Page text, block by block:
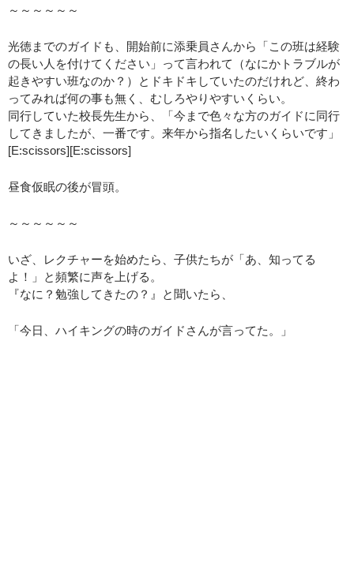
～～～～～～
光徳までのガイドも、開始前に添乗員さんから「この班は経験
の長い人を付けてください」って言われて（なにかトラブルが
起きやすい班なのか？）とドキドキしていたのだけれど、終わ
ってみれば何の事も無く、むしろやりやすいくらい。
同行していた校長先生から、「今まで色々な方のガイドに同行
してきましたが、一番です。来年から指名したいくらいです」
[E:scissors][E:scissors]
昼食仮眠の後が冒頭。
～～～～～～
いざ、レクチャーを始めたら、子供たちが「あ、知ってる
よ！」と頻繁に声を上げる。
『なに？勉強してきたの？』と聞いたら、
「今日、ハイキングの時のガイドさんが言ってた。」